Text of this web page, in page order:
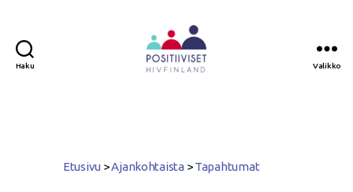
Haku Valikko
Etusivu >Ajankohtaista >Tapahtumat